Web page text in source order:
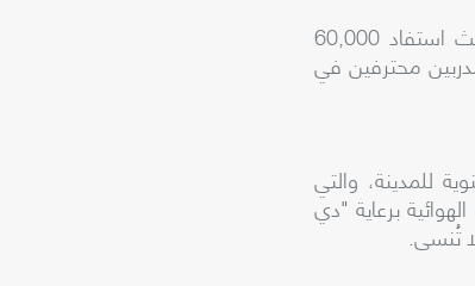
إضافة إلى ذلك، وصل تحدي دبي للياقة إلى الأحياء المحلية عبر 25 مركزاً مجتمعياً، حيث استفاد 60,000
محترفين في
للمدينة، والتي
برعاية "دي
تُنسى.